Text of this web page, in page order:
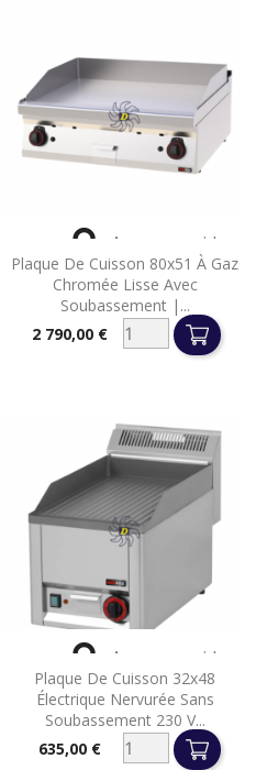
Plaque De Cuisson 80x51 À Gaz
Chromée Lisse Avec
Soubassement |...
Prix2 790,00 €
 Aperçu rapide
Plaque De Cuisson 32x48
Électrique Nervurée Sans
Soubassement 230 V...
Prix635,00 €
 Aperçu rapide